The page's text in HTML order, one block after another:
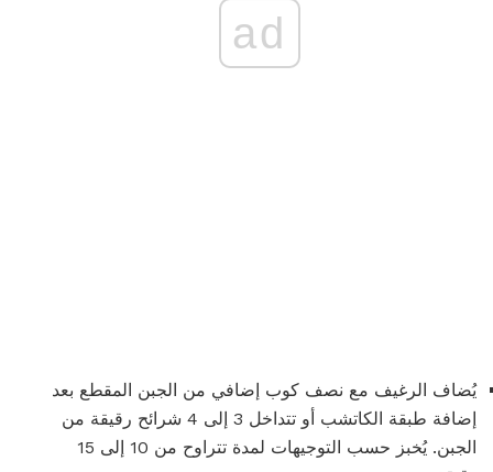
ad
يُضاف الرغيف مع نصف كوب إضافي من الجبن المقطع بعد
إضافة طبقة الكاتشب أو تتداخل 3 إلى 4 شرائح رقيقة من
الجبن. يُخبز حسب التوجيهات لمدة تتراوح من 10 إلى 15